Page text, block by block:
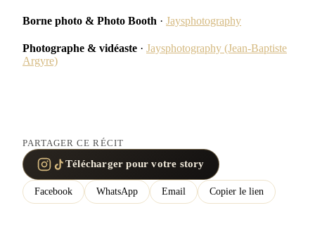
Borne photo & Photo Booth · Jaysphotography
Photographe & vidéaste · Jaysphotography (Jean-Baptiste
Argyre)
PARTAGER CE RÉCIT
Télécharger pour votre story
Facebook WhatsApp Email Copier le lien